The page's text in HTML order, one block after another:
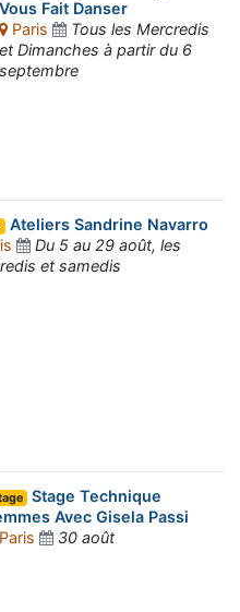
Vous Fait Danser
Paris
Tous les Mercredis
et Dimanches à partir du 6
septembre
Ateliers Sandrine Navarro
Du 5 au 29 août, les
et samedis
Stage Technique
Avec Gisela Passi
30 août